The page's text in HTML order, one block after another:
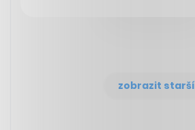
zobrazit starší